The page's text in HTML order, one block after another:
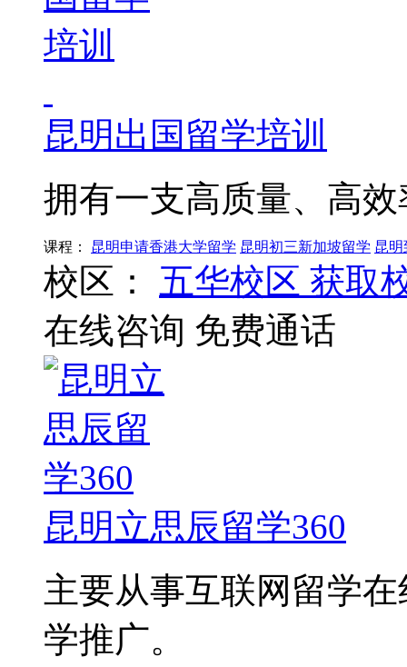
昆明出国留学培训
拥有一支高质量、高
课程： 昆明申请香港大学留学 昆明初三新加坡留学 昆明
校区： 五华校区 获取
在线咨询 免费通话
昆明立思辰留学360
主要从事互联网留学
学推广。